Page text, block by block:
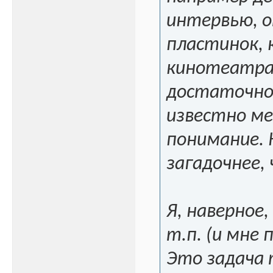
интервью,
пластинок,
известно
понимание.
Я,
т.п. (и мне
Это задача